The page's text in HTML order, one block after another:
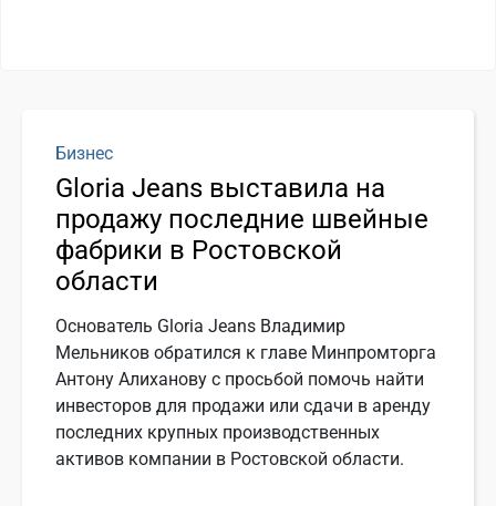
Бизнес
Gloria Jeans выставила на
продажу последние швейные
фабрики в Ростовской
области
Основатель Gloria Jeans Владимир
Мельников обратился к главе Минпромторга
Антону Алиханову с просьбой помочь найти
инвесторов для продажи или сдачи в аренду
последних крупных производственных
активов компании в Ростовской области.